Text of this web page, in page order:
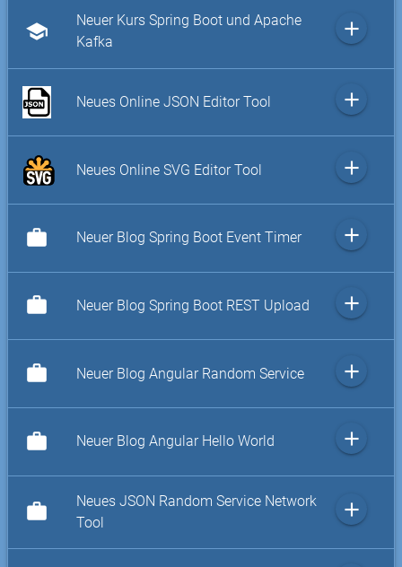
school
Neuer Kurs Spring Boot und Apache
Kafka
add
Neues Online JSON Editor Tool add
Neues Online SVG Editor Tool add
work Neuer Blog Spring Boot Event Timer add
work Neuer Blog Spring Boot REST Upload add
work Neuer Blog Angular Random Service add
work Neuer Blog Angular Hello World add
work
Neues JSON Random Service Network
Tool
add